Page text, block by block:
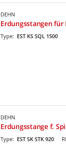
DEHN
Erdungsstangen für
Type: EST KS SQL 1500
DEHN
Erdungsstange f.
Type: EST SK STK 920